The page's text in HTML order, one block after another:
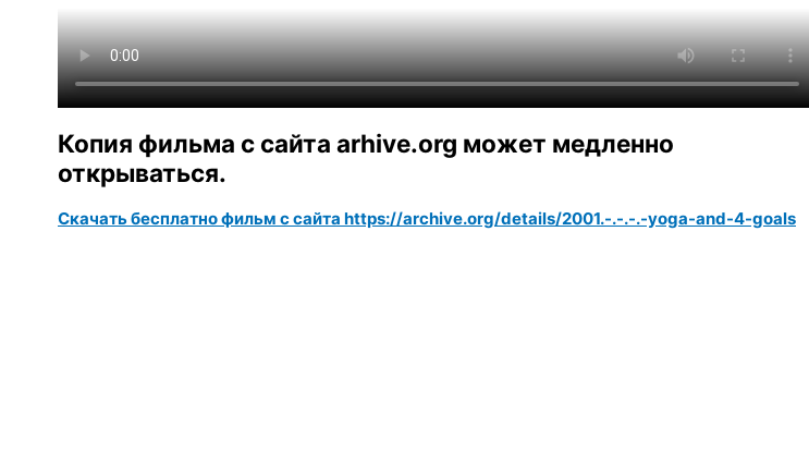
Копия фильма с сайта arhive.org может медленно
открываться.
Скачать бесплатно фильм с сайта https://archive.org/details/2001.-.-.-.-yoga-and-4-goals